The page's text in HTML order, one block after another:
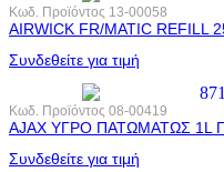
Κωδ. Προϊόντος 13-00058
AIRWICK FR/MATIC REFILL
Συνδεθείτε για τιμή
Κωδ. Προϊόντος 08-00419
AJAX ΥΓΡΟ ΠΑΤΩΜΑΤΩΣ 1L
Συνδεθείτε για τιμή